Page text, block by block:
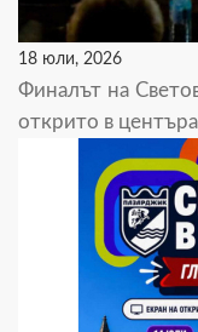
18 юли, 2026
Финалът на
открито в